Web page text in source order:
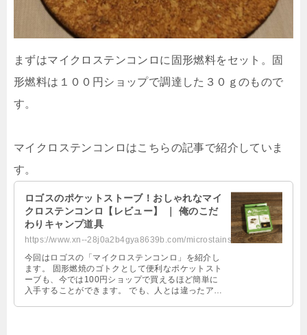
まずはマイクロステンコンロに固形燃料をセット。固
形燃料は１００円ショップで調達した３０ｇのもので
す。
マイクロステンコンロはこちらの記事で紹介していま
す。
ロゴスのポケットストーブ！おしゃれなマイ
クロステンコンロ【レビュー】 ｜ 俺のこだ
わりキャンプ道具
https://www.xn--28j0a2b4gya8639b.com/microstainstove/
今回はロゴスの「マイクロステンコンロ」を紹介し
ます。 固形燃焼のゴトクとして便利なポケットスト
ーブも、今では100円ショップで買えるほど簡単に
入手することができます。 でも、人とは違ったアイ